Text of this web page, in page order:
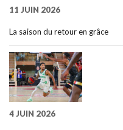
11 JUIN 2026
La saison du retour en grâce
4 JUIN 2026